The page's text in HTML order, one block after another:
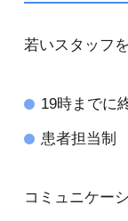
若いスタッフ
19時までに
患者担当制
コミュニケー